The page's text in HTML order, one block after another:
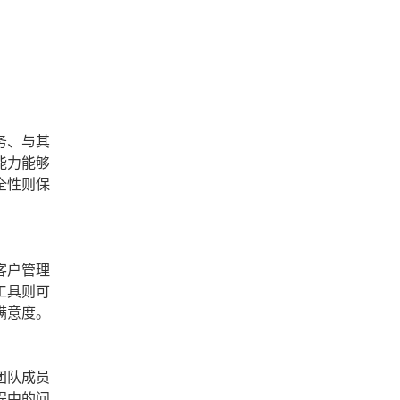
、与其
力能够
性则保
户管理
具则可
度。
队成员